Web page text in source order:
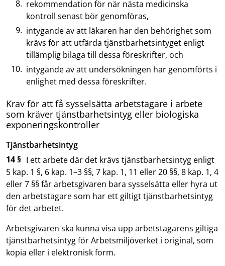
rekommendation för när nästa medicinska
kontroll senast bör genomföras,
intygande av att läkaren har den behörighet som
krävs för att utfärda tjänstbarhetsintyget enligt
tillämplig bilaga till dessa föreskrifter, och
intygande av att undersökningen har genomförts i
enlighet med dessa föreskrifter.
Krav för att få sysselsätta arbetstagare i arbete
som kräver tjänstbarhetsintyg eller biologiska
exponeringskontroller
Tjänstbarhetsintyg
14 § I ett arbete där det krävs tjänstbarhetsintyg enligt
5 kap. 1 §, 6 kap. 1–3 §§, 7 kap. 1, 11 eller 20 §§, 8 kap. 1, 4
eller 7 §§ får arbetsgivaren bara sysselsätta eller hyra ut
den arbetstagare som har ett giltigt tjänstbarhetsintyg
för det arbetet.
Arbetsgivaren ska kunna visa upp arbetstagarens giltiga
tjänstbarhetsintyg för Arbetsmiljöverket i original, som
kopia eller i elektronisk form.